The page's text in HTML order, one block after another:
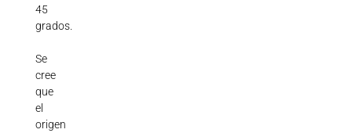
45
grados.
Se
cree
que
el
origen